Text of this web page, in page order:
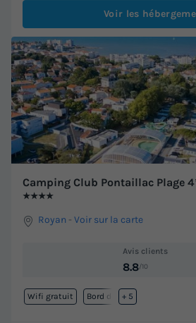
Voir les
Camping Club Pontaillac Plage
★★★★
Royan -Voir sur la carte
Avis clients
8.8/10
Wifi gratuit Bord de mer
+ 5